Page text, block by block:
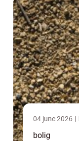
04 june 2026
bolig